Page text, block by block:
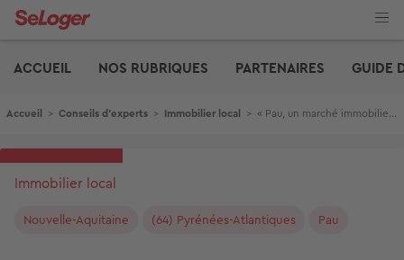
Aller
ACCUEIL
NOS RUBRIQUES PARTENAIRES GUIDE
Fil d'Ariane
Accueil > Conseils d'experts > Immobilier local > « Pau, un marché immobilier sous forte tension »
Immobilier local
Nouvelle-Aquitaine (64) Pyrénées-Atlantiques Pau